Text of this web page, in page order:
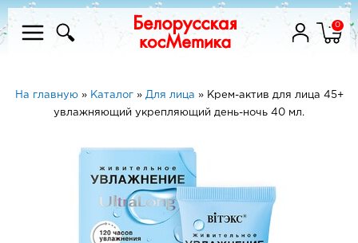
0
На главную» Каталог» Для лица » Крем-актив для лица 45+
увлажняющий укрепляющий день-ночь 40 мл.